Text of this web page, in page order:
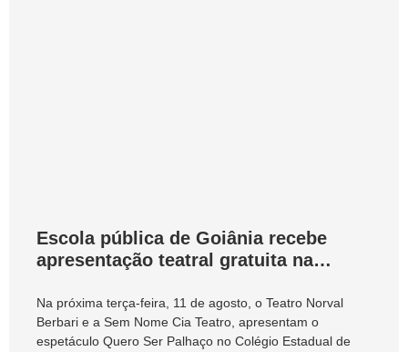
Escola pública de Goiânia recebe
apresentação teatral gratuita na
Na próxima terça-feira, 11 de agosto, o Teatro Norval
Berbari e a Sem Nome Cia Teatro, apresentam o
espetáculo Quero Ser Palhaço no Colégio Estadual de